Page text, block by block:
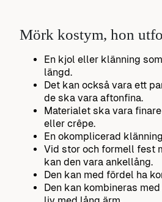
Mörk kostym, hon
En kjol eller klänning
längd.
Det kan också vara ett
de ska vara aftonfina.
Materialet ska vara
eller crêpe.
En okomplicerad
Vid stor och formell fest
kan den vara ankellång.
Den kan med fördel ha
Den kan kombineras